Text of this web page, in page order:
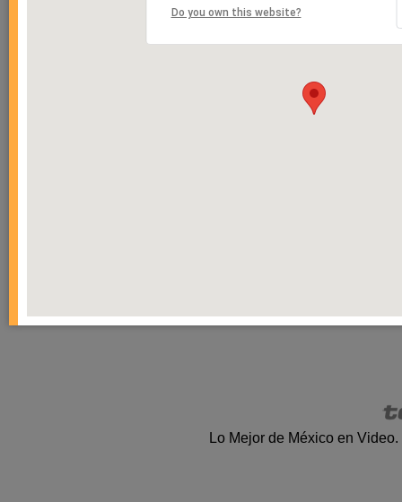
Do you own this website?
Lo Mejor de México en